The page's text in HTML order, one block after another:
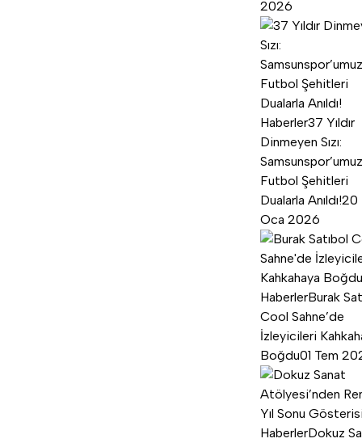
2026
Haberler37 Yıldır
Dinmeyen Sızı:
Futbol Şehitleri
Dualarla Anıldı!20
Oca 2026
HaberlerBurak
Cool Sahne’de
İzleyicileri
Boğdu01 Tem
HaberlerDokuz